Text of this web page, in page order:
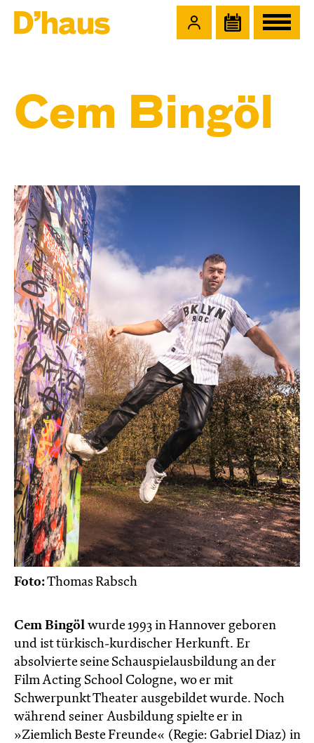
Cem Bingöl
Foto:Thomas Rabsch
Cem Bingöl wurde 1993 in Hannover geboren
und ist türkisch-kurdischer Herkunft. Er
absolvierte seine Schauspielausbildung an der
Film Acting School Cologne, wo er mit
Schwerpunkt Theater ausgebildet wurde. Noch
während seiner Ausbildung spielte er in
»Ziemlich Beste Freunde« (Regie: Gabriel Diaz) in